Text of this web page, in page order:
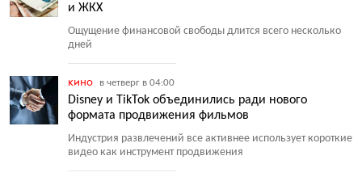
и ЖКХ
Ощущение финансовой свободы длится всего несколько
дней
кино в четверг в 04:00
Disney и TikTok объединились ради нового
формата продвижения фильмов
Индустрия развлечений все активнее использует короткие
видео как инструмент продвижения